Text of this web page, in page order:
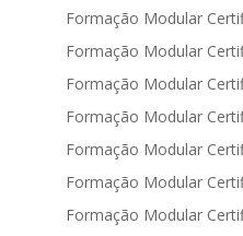
Formação Modular
Formação Modular
Formação Modular
Formação Modular
Formação Modular
Formação Modular
Formação Modular